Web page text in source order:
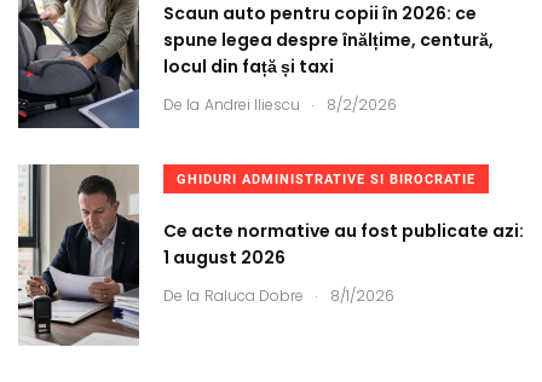
Scaun auto pentru copii în 2026: ce
spune legea despre înălțime, centură,
locul din față și taxi
De la Andrei Iliescu . 8/2/2026
GHIDURI ADMINISTRATIVE SI BIROCRATIE
Ce acte normative au fost publicate azi:
1 august 2026
De la Raluca Dobre . 8/1/2026